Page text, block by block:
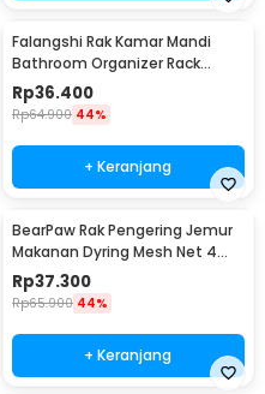
Falangshi Rak Kamar Mandi
Bathroom Organizer Rack
Shower Aluminium - WB8007
Rp36.400
Rp64.900 44%
+ Keranjang
BearPaw Rak Pengering Jemur
Makanan Dyring Mesh Net 4
Layer S - G58
Rp37.300
Rp65.900 44%
+ Keranjang